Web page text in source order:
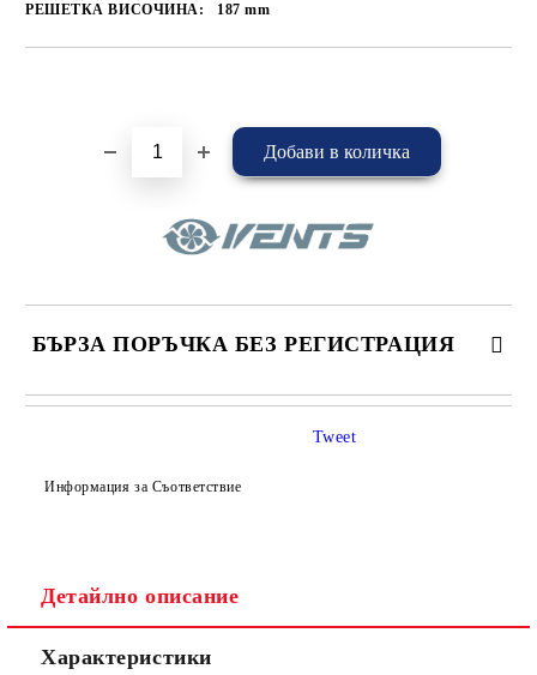
РЕШЕТКА ВИСОЧИНА:
187mm
БЪРЗА ПОРЪЧКА БЕЗ РЕГИСТРАЦИЯ
САМО ПОПЪЛНЕТЕ 4 ПОЛЕТА
Съгласен съм сПолитиката за лични данни
Ние ще се свържем с вас в рамките на работния ден.
Информация за Съответствие
Tweet
Детайлно описание
Характеристики